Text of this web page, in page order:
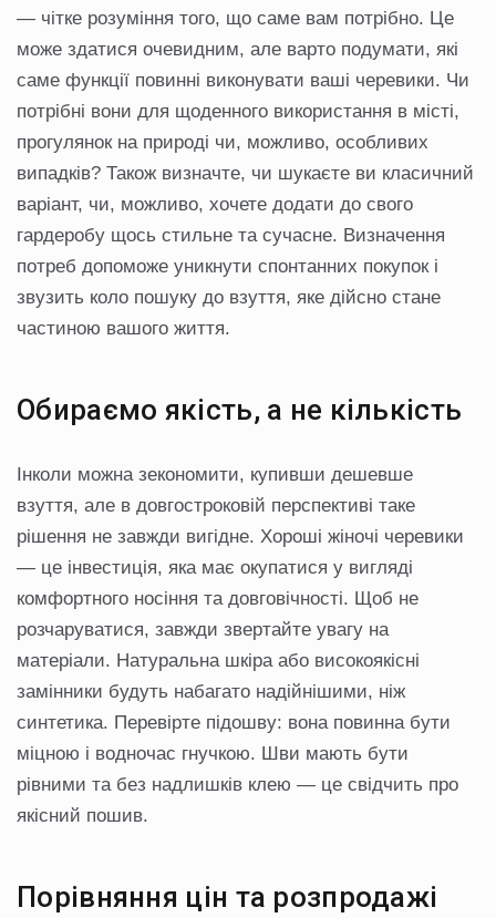
— чітке розуміння того, що саме вам потрібно. Це
може здатися очевидним, але варто подумати, які
саме функції повинні виконувати ваші черевики. Чи
потрібні вони для щоденного використання в місті,
прогулянок на природі чи, можливо, особливих
випадків? Також визначте, чи шукаєте ви класичний
варіант, чи, можливо, хочете додати до свого
гардеробу щось стильне та сучасне. Визначення
потреб допоможе уникнути спонтанних покупок і
звузить коло пошуку до взуття, яке дійсно стане
частиною вашого життя.
Обираємо якість, а не кількість
Інколи можна зекономити, купивши дешевше
взуття, але в довгостроковій перспективі таке
рішення не завжди вигідне. Хороші жіночі черевики
— це інвестиція, яка має окупатися у вигляді
комфортного носіння та довговічності. Щоб не
розчаруватися, завжди звертайте увагу на
матеріали. Натуральна шкіра або високоякісні
замінники будуть набагато надійнішими, ніж
синтетика. Перевірте підошву: вона повинна бути
міцною і водночас гнучкою. Шви мають бути
рівними та без надлишків клею — це свідчить про
якісний пошив.
Порівняння цін та розпродажі